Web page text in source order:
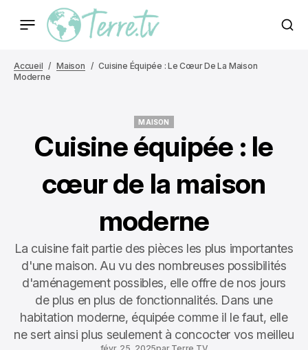
Accueil Maison
Cuisine Équipée : Le Cœur De La Maison
Moderne
MAISON
Cuisine équipée : le
cœur de la maison
moderne
La cuisine fait partie des pièces les plus importantes
d'une maison. Au vu des nombreuses possibilités
d'aménagement possibles, elle offre de nos jours
de plus en plus de fonctionnalités. Dans une
habitation moderne, équipée comme il le faut, elle
ne sert ainsi plus seulement à concocter vos meilleu